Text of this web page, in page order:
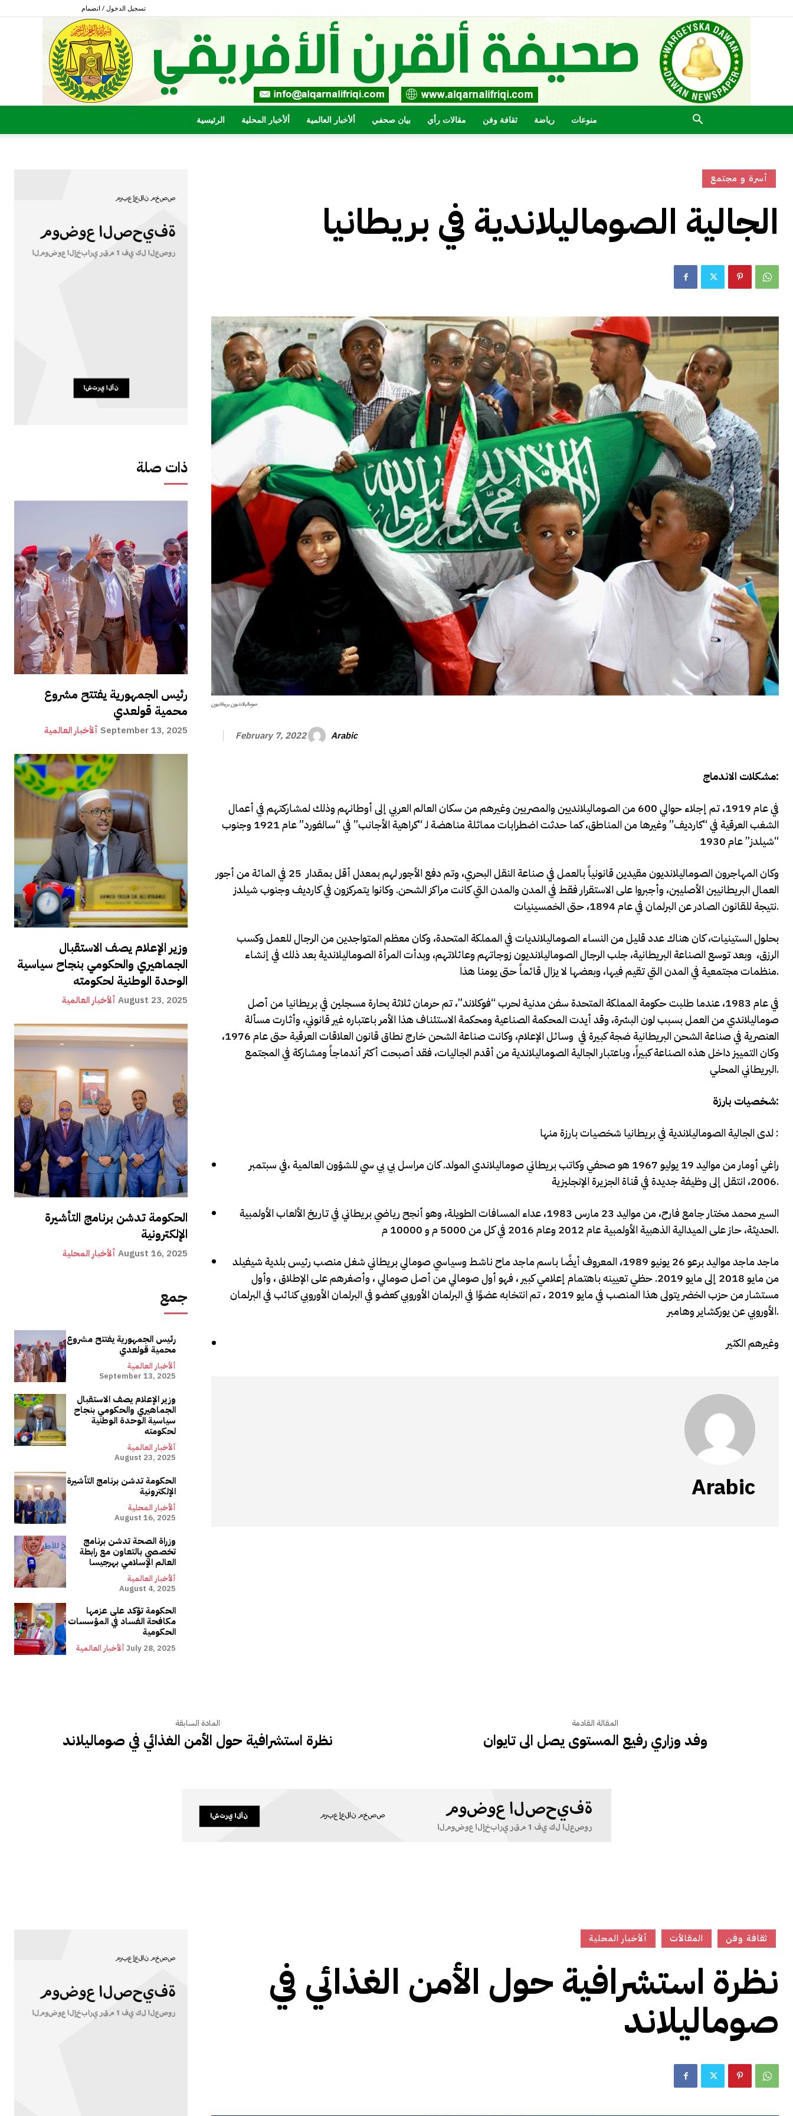
تسجيل الدخول / انضمام
القرن
الرئيسية ألأخبار المحلية ألأخبار العالمية بيان صحفي مقالات رأي ثقافة وفن رياضة منوعات
ذات صلة
رئيس الجمهورية يفتتح مشروع
محمية قولعدي
ألأخبار العالمية September 13, 2025
وزير الإعلام يصف الاستقبال
الجماهيري والحكومي بنجاح سياسية
الوحدة الوطنية لحكومته
ألأخبار العالمية August 23, 2025
الحكومة تدشن برنامج التأشيرة
الإلكترونية
ألأخبار المحلية August 16, 2025
جمع
رئيس الجمهورية يفتتح مشروع
محمية قولعدي
ألأخبار العالمية
September 13, 2025
وزير الإعلام يصف الاستقبال
الجماهيري والحكومي بنجاح
سياسية الوحدة الوطنية
لحكومته
ألأخبار العالمية
August 23, 2025
الحكومة تدشن برنامج التأشيرة
الإلكترونية
ألأخبار المحلية
August 16, 2025
وزراة الصحة تدشن برنامج
تخصصي بالتعاون مع رابطة
العالم الإسلامي بهرجيسا
ألأخبار العالمية
August 4, 2025
الحكومة تؤكد على عزمها
مكافحة الفساد في المؤسسات
الحكومية
ألأخبار العالمية July 28, 2025
أسرة و مجتمع
الجالية الصوماليلاندية في بريطانيا
صوماليلانديون بريطانيون
February 7, 2022 Arabic
مشكلات الاندماج:
في عام 1919، تم إجلاء حوالي 600 من الصوماليلانديين والمصريين وغيرهم من سكان العالم العربي إلى أوطانهم وذلك لمشاركتهم في أعمال
الشغب العرقية في “كارديف” وغيرها من المناطق، كما حدثت اضطرابات مماثلة مناهضة لـ “كراهية الأجانب” في “سالفورد” عام 1921 وجنوب
“شيلدز” عام 1930
وكان المهاجرون الصوماليلانديون مقيدين قانونياً بالعمل في صناعة النقل البحري، وتم دفع الأجور لهم بمعدل أقل بمقدار 25 في المائة من أجور
العمال البريطانيين الأصليين، وأجبروا على الاستقرار فقط في المدن والمدن التي كانت مراكز الشحن. وكانوا يتمركزون في كارديف وجنوب شيلدز
نتيجة للقانون الصادر عن البرلمان في عام 1894، حتى الخمسينيات.
بحلول الستينيات، كان هناك عدد قليل من النساء الصوماليلانديات في المملكة المتحدة، وكان معظم المتواجدين من الرجال للعمل وكسب
الرزق، وبعد توسع الصناعة البريطانية، جلب الرجال الصوماليلانديون زوجاتهم وعائلاتهم، وبدأت المرأة الصوماليلاندية بعد ذلك في إنشاء
منظمات مجتمعية في المدن التي تقيم فيها، وبعضها لا يزال قائماً حتى يومنا هذا.
في عام 1983، عندما طلبت حكومة المملكة المتحدة سفن مدنية لحرب “فوكلاند”، تم حرمان ثلاثة بحارة مسجلين في بريطانيا من أصل
صوماليلاندي من العمل بسبب لون البشرة، وقد أيدت المحكمة الصناعية ومحكمة الاستئناف هذا الأمر باعتباره غير قانوني، وأثارت مسألة
العنصرية في صناعة الشحن البريطانية ضجة كبيرة في وسائل الإعلام، وكانت صناعة الشحن خارج نطاق قانون العلاقات العرقية حتى عام 1976،
وكان التمييز داخل هذه الصناعة كبيراً، وباعتبار الجالية الصوماليلاندية من أقدم الجاليات، فقد أصبحت أكثر أندماجاً ومشاركة في المجتمع
البريطاني المحلي.
شخصيات بارزة:
لدى الجالية الصوماليلاندية في بريطانيا شخصيات بارزة منها :
راغي أومار من مواليد 19 يوليو 1967 هو صحفي وكاتب بريطاني صوماليلاندي المولد. كان مراسل بي بي سي للشؤون العالمية ،في سبتمبر
2006، انتقل إلى وظيفة جديدة في قناة الجزيرة الإنجليزية.
السير محمد مختار جامع فارح، من مواليد 23 مارس 1983، عداء المسافات الطويلة، وهو أنجح رياضي بريطاني في تاريخ الألعاب الأولمبية
الحديثة، حاز على الميدالية الذهبية الأولمبية عام 2012 وعام 2016 في كل من 5000 م و 10000 م.
ماجد ماجد مواليد برعو 26 يونيو 1989، المعروف أيضًا باسم ماجد ماح ناشط وسياسي صومالي بريطاني شغل منصب رئيس بلدية شيفيلد
من مايو 2018 إلى مايو 2019. حظي تعيينه باهتمام إعلامي كبير ، فهو أول صومالي من أصل صومالي ، وأصغرهم على الإطلاق ، وأول
مستشار من حزب الخضر يتولى هذا المنصب في مايو 2019 ، تم انتخابه عضوًا في البرلمان الأوروبي كعضو في البرلمان الأوروبي كنائب في البرلمان
الأوروبي عن يوركشاير وهامبر.
وغيرهم الكثير
Arabic
المادة السابقة
نظرة استشرافية حول الأمن الغذائي في صوماليلاند
المقالة القادمة
وفد وزاري رفيع المستوى يصل الى تايوان